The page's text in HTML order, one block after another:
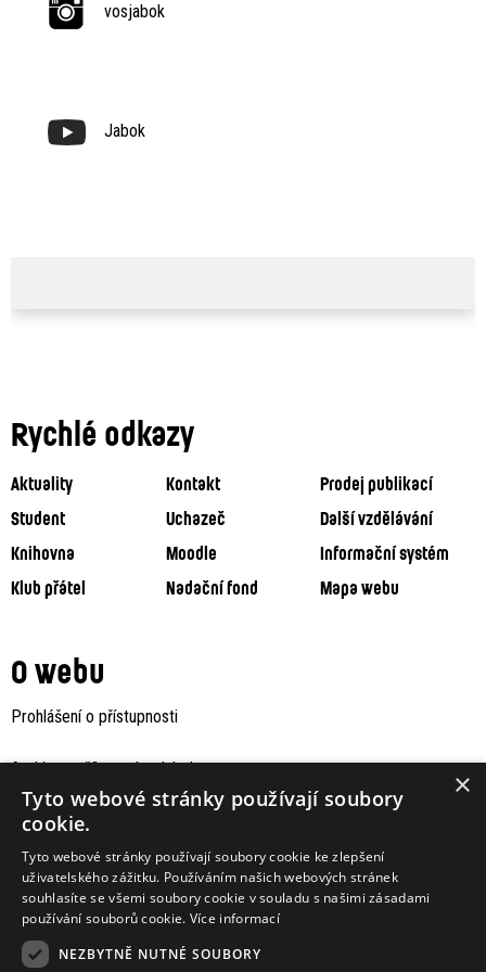
vosjabok
Jabok
Rychlé odkazy
Aktuality Kontakt
Prodej publikací
Student
Uchazeč
Další vzdělávání
Knihovna
Moodle
Informační systém
Klub přátel
Nadační fond Mapa webu
O webu
Prohlášení o přístupnosti
Archiv staršího webu Jaboku ×
Tyto webové stránky používají soubory
cookie.
Tyto webové stránky používají soubory cookie ke zlepšení
uživatelského zážitku. Používáním našich webových stránek
souhlasíte se všemi soubory cookie v souladu s našimi zásadami
používání souborů cookie. Více informací
NEZBYTNĚ NUTNÉ SOUBORY